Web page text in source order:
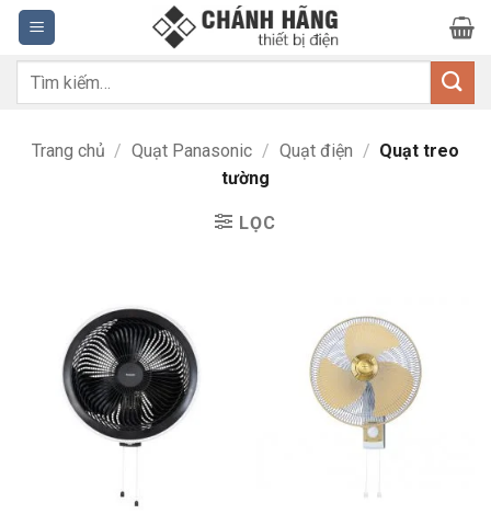
Bỏ
qua
nội
dung
Tìm
Trang chủ / Quạt Panasonic / Quạt điện / Quạt treo
tường
LỌC